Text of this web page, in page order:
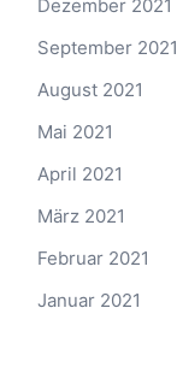
Dezember 2021
September 2021
August 2021
Mai 2021
April 2021
März 2021
Februar 2021
Januar 2021